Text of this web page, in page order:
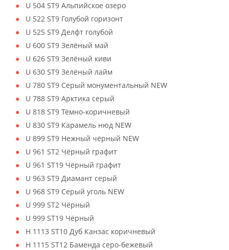
U 504 ST9 Альпийское озеро
U 522 ST9 Голубой горизонт
U 525 ST9 Делфт голубой
U 600 ST9 Зелёный май
U 626 ST9 Зелёный киви
U 630 ST9 Зелёный лайм
U 780 ST9 Серый монументальный NEW
U 788 ST9 Арктика серый
U 818 ST9 Тёмно-коричневый
U 830 ST9 Карамель нюд NEW
U 899 ST9 Нежный чёрный NEW
U 961 ST2 Чёрный графит
U 961 ST19 Чёрный графит
U 963 ST9 Диамант серый
U 968 ST9 Серый уголь NEW
U 999 ST2 Чёрный
U 999 ST19 Чёрный
H 1113 ST10 Дуб Канзас коричневый
H 1115 ST12 Баменда серо-бежевый